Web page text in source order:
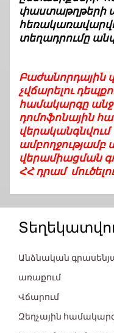
փաստաթղթերի
տեղադրումը
Բաժանորդային
չվճարելու
համակարգը
դոմոֆոնային
ամբողջությամբ
վերամիացման
ՀՀ դրամ
Անձնական
առաքում
Վճարում
Զեղչային